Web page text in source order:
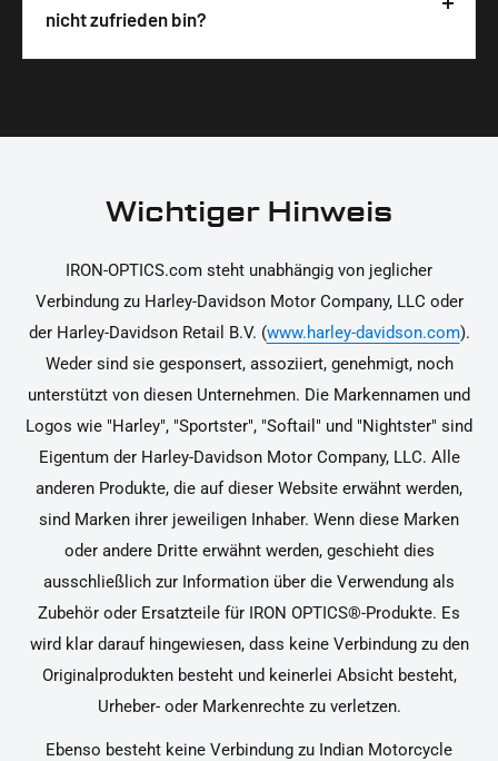
unterstützen dich dabei, die Teile sicher und
korrekt an deinem Motorrad zu installieren.
Wir legen großen Wert auf hochwertige
nicht zufrieden bin?
Ja, du kannst die Teile innerhalb von 14 Tagen
Rücksendung findest du in unseren
Wichtiger Hinweis
IRON-OPTICS.com steht unabhängig von jeglicher
Verbindung zu Harley-Davidson Motor Company, LLC oder
der Harley-Davidson Retail B.V. (www.harley-davidson.com).
Weder sind sie gesponsert, assoziiert, genehmigt, noch
unterstützt von diesen Unternehmen. Die Markennamen und
Logos wie "Harley", "Sportster", "Softail" und "Nightster" sind
Eigentum der Harley-Davidson Motor Company, LLC. Alle
anderen Produkte, die auf dieser Website erwähnt werden,
sind Marken ihrer jeweiligen Inhaber. Wenn diese Marken
oder andere Dritte erwähnt werden, geschieht dies
ausschließlich zur Information über die Verwendung als
Zubehör oder Ersatzteile für IRON OPTICS®-Produkte. Es
wird klar darauf hingewiesen, dass keine Verbindung zu den
Originalprodukten besteht und keinerlei Absicht besteht,
Urheber- oder Markenrechte zu verletzen.
Ebenso besteht keine Verbindung zu Indian Motorcycle